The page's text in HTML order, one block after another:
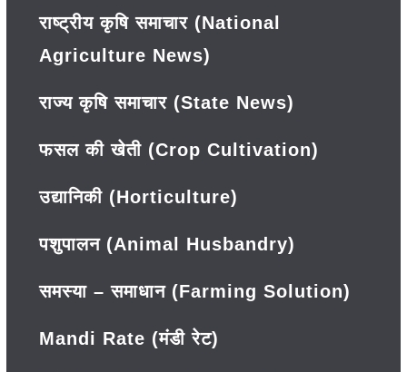
राष्ट्रीय कृषि समाचार (National
Agriculture News)
राज्य कृषि समाचार (State News)
फसल की खेती (Crop Cultivation)
उद्यानिकी (Horticulture)
पशुपालन (Animal Husbandry)
समस्या – समाधान (Farming Solution)
Mandi Rate (मंडी रेट)